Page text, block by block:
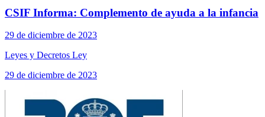
CSIF Informa: Complemento de ayuda a la infancia
29 de diciembre de 2023
Leyes y Decretos Ley
29 de diciembre de 2023